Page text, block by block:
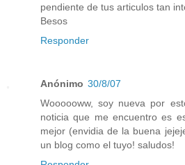
pendiente de tus articulos tan
Besos
Responder
Anónimo 30/8/07
Woooooww, soy nueva por
noticia que me encuentro es
mejor (envidia de la buena
un blog como el tuyo! saludos!